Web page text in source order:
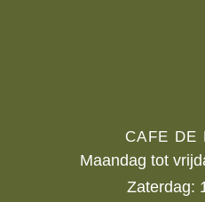
CAFE DE
Maandag tot
Zaterdag: